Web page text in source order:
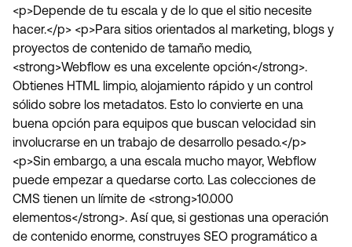
<p>Depende de tu escala y de lo que el sitio necesite
hacer.</p> <p>Para sitios orientados al marketing, blogs y
proyectos de contenido de tamaño medio,
<strong>Webflow es una excelente opción</strong>.
Obtienes HTML limpio, alojamiento rápido y un control
sólido sobre los metadatos. Esto lo convierte en una
buena opción para equipos que buscan velocidad sin
involucrarse en un trabajo de desarrollo pesado.</p>
<p>Sin embargo, a una escala mucho mayor, Webflow
puede empezar a quedarse corto. Las colecciones de
CMS tienen un límite de <strong>10.000
elementos</strong>. Así que, si gestionas una operación
de contenido enorme, construyes SEO programático a